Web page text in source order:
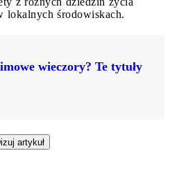
lokalnych środowiskach.
wieczory? Te tytuły
artykuł